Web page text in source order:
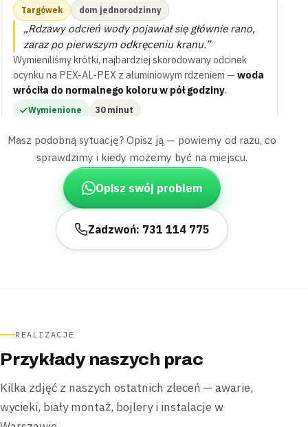
Targówek dom jednorodzinny
„Rdzawy odcień wody pojawiał się głównie rano,
zaraz po pierwszym odkręceniu kranu.”
Wymieniliśmy krótki, najbardziej skorodowany odcinek
ocynku na PEX-AL-PEX z aluminiowym rdzeniem — woda
wróciła do normalnego koloru w pół godziny.
Wymienione 30 minut
Bródno mieszkanie w bloku
„Bojler w bloku wisiał na starych kołkach, które
zaczęły puszczać pod ciężarem.”
Zawiesiliśmy nowy bojler na wzmocnionych kołkach i
podłączyliśmy do istniejących rur, bez kucia ściany —
trzyma się teraz pewnie.
sączyć się woda na podłogę.”
Cenę dojazdu i naprawy podaliśmy telefonicznie zanim
wyruszyliśmy, na miejscu dokręciliśmy poluzowaną
złączkę —
przeciek opanowaliśmy zgodnie z
wcześniejszą wyceną.
Opanowane Cena znana z góry
Masz podobną sytuację? Opisz ją — powiemy od razu, co
sprawdzimy i kiedy możemy być na miejscu.
Opisz swój problem
Zadzwoń: 731 114 775
REALIZACJE
Przykłady naszych prac
Kilka zdjęć z naszych ostatnich zleceń — awarie,
wycieki, biały montaż, bojlery i instalacje w